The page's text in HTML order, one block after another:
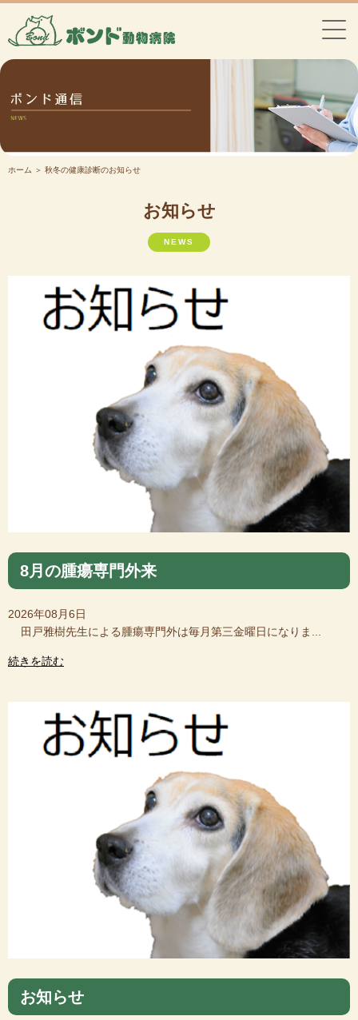
ホーム ＞ 秋冬の健康診断のお知らせ
お知らせ
NEWS
8月の腫瘍専門外来
2026年08月6日
田戸雅樹先生による腫瘍専門外は毎月第三金曜日になりま...
続きを読む
お知らせ